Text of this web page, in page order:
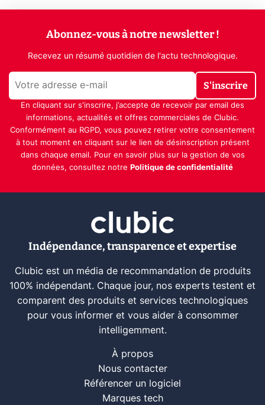
Abonnez-vous à notre newsletter !
Recevez un résumé quotidien de l'actu technologique.
S'inscrire
En cliquant sur s'inscrire, j’accepte de recevoir par email des
informations, actualités et offres commerciales de Clubic.
Conformément au RGPD, vous pouvez retirer votre consentement
à tout moment en cliquant sur le lien de désinscription présent
dans chaque email. Pour en savoir plus sur la gestion de vos
données, consultez notre Politique de confidentialité
Indépendance, transparence et expertise
Clubic est un média de recommandation de produits
100% indépendant. Chaque jour, nos experts testent et
comparent des produits et services technologiques
pour vous informer et vous aider à consommer
intelligemment.
À propos
Nous contacter
Référencer un logiciel
Marques tech